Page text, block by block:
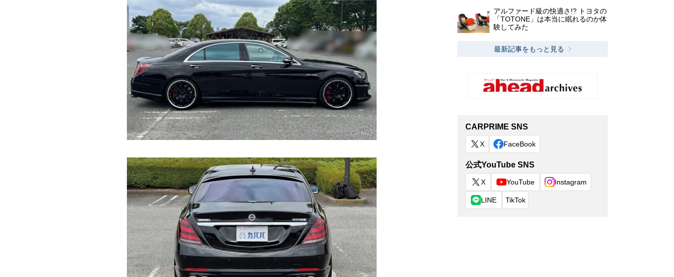
アルファード級の快適さ!? トヨタの
「TOTONE」は本当に眠れるのか体
験してみた
最新記事をもっと見る
CARPRIME SNS
X FaceBook
公式YouTube SNS
X YouTube Instagram
LINE TikTok